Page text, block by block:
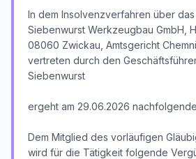
In dem Insolvenzverfahren über
Siebenwurst Werkzeugbau GmbH,
08060 Zwickau, Amtsgericht
vertreten durch den
Siebenwurst
ergeht am 29.06.2026
Dem Mitglied des vorläufigen
wird für die Tätigkeit folgende